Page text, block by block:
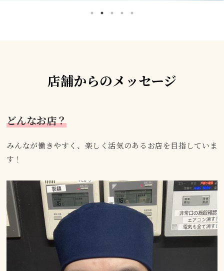
店舗からのメッセージ
どんなお店？
みんなが働きやすく、楽しく活気のあるお店を目指していま
す！